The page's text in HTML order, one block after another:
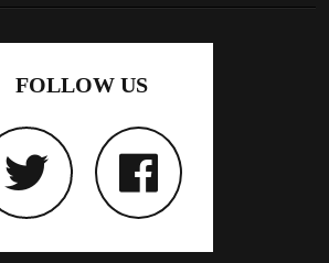
FOLLOW US